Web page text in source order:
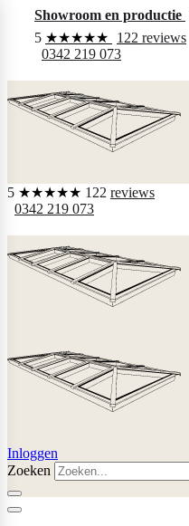
Showroom en productie
5 ★★★★★ 122 reviews
0342 219 073
Zoeken
Inloggen
Menu
5 ★★★★★ 122 reviews
0342 219 073
Inloggen
Zoeken